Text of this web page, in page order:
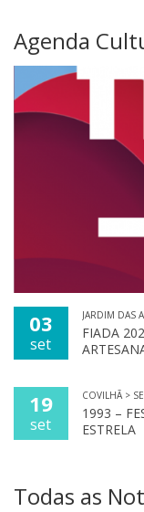
Agenda
03
set
JARDIM DAS
FIADA
19
set
COVILHÃ >
1993 –
ESTRELA
Todas as